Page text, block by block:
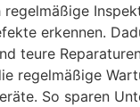
erkennen.
teure
regelmäßige
So sparen